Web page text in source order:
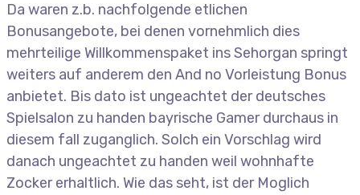
Da waren z.b. nachfolgende etlichen
Bonusangebote, bei denen vornehmlich dies
mehrteilige Willkommenspaket ins Sehorgan springt
weiters auf anderem den And no Vorleistung Bonus
anbietet. Bis dato ist ungeachtet der deutsches
Spielsalon zu handen bayrische Gamer durchaus in
diesem fall zuganglich. Solch ein Vorschlag wird
danach ungeachtet zu handen weil wohnhafte
Zocker erhaltlich. Wie das seht, ist der Moglich